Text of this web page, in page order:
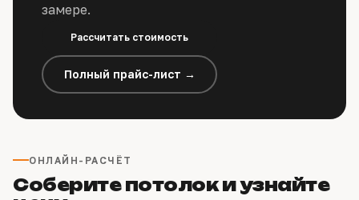
замере.
Рассчитать стоимость
Полный прайс-лист →
ОНЛАЙН-РАСЧЁТ
Соберите потолок и узнайте